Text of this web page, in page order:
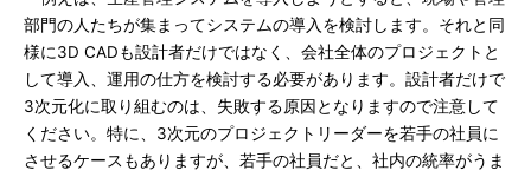
部門の人たちが集まってシステムの導入を検討します。それと同
様に3D CADも設計者だけではなく、会社全体のプロジェクトと
して導入、運用の仕方を検討する必要があります。設計者だけで
3次元化に取り組むのは、失敗する原因となりますので注意して
ください。特に、3次元のプロジェクトリーダーを若手の社員に
させるケースもありますが、若手の社員だと、社内の統率がうま